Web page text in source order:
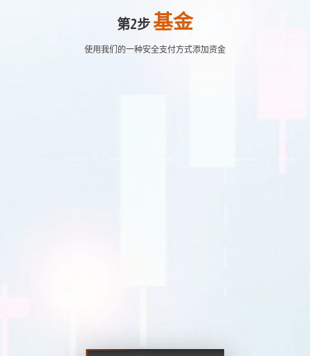
第2步基金
使用我们的一种安全支付方式添加资金